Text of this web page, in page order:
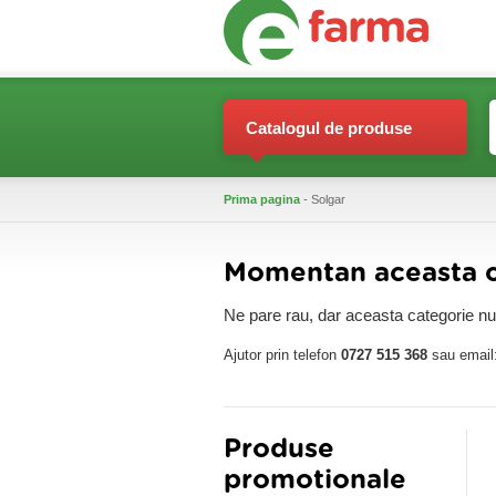
Catalogul de produse
Prima pagina - Solgar
Momentan aceasta
Ne pare rau, dar aceasta categorie
Ajutor prin telefon 0727 515 368 sau email:
Produse
promotionale